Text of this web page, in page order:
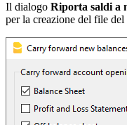
Il dialogo Riporta saldi a
per la creazione del file